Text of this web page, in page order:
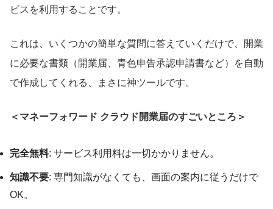
ビスを利用することです。
これは、いくつかの簡単な質問に答えていくだけで、開業
に必要な書類（開業届、青色申告承認申請書など）を自動
で作成してくれる、まさに神ツールです。
＜マネーフォワード クラウド開業届のすごいところ＞
完全無料: サービス利用料は一切かかりません。
知識不要: 専門知識がなくても、画面の案内に従うだけで
OK。